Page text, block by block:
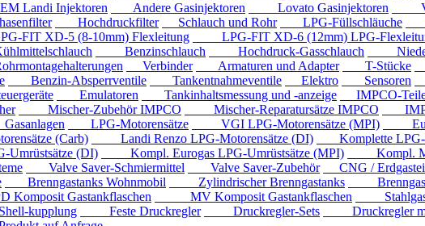
Landi Injektoren Andere Gasinjektoren Lovato Gasinjektoren
Hochdruckfilter Schlauch und Rohr LPG-Füllschläuche
XD-5 (8-10mm) Flexleitung LPG-FIT XD-6 (12mm) LPG-
Benzinschlauch Hochdruck-Gasschlauch
Verbinder Armaturen und Adapter T-Stücke
Benzin-Absperrventile Tankentnahmeventile Elektro Sensoren
Emulatoren Tankinhaltsmessung und -anzeige IMPCO-
Mischer-Zubehör IMPCO Mischer-Reparatursätze IMPCO
LPG-Motorensätze VGI LPG-Motorensätze (MPI)
(Carb) Landi Renzo LPG-Motorensätze (DI) Komplette LPG-
(DI) Kompl. Eurogas LPG-Umrüstsätze (MPI) Kompl.
Valve Saver-Schmiermittel Valve Saver-Zubehör CNG /
Brenngastanks Wohnmobil Zylindrischer Brenngastanks
Gastankflaschen MV Komposit Gastankflaschen
kupplung Feste Druckregler Druckregler-Sets Druckregler mit